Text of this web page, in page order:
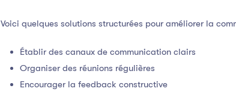
Voici quelques solutions structurées pour améliorer la
Établir des canaux de communication clairs
Organiser des réunions régulières
Encourager la feedback constructive